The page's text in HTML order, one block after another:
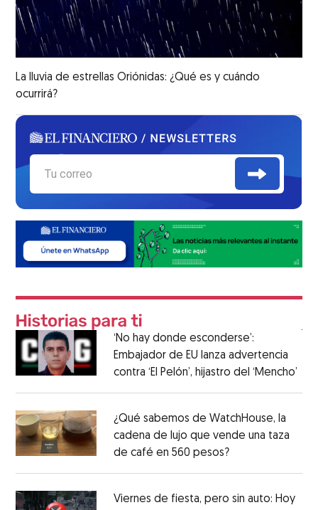
La lluvia de estrellas Oriónidas: ¿Qué es y cuándo
ocurrirá?
‘No hay donde esconderse’:
Embajador de EU lanza advertencia
contra ‘El Pelón’, hijastro del ‘Mencho’
¿Qué sabemos de WatchHouse, la
cadena de lujo que vende una taza
de café en 560 pesos?
Viernes de fiesta, pero sin auto: Hoy